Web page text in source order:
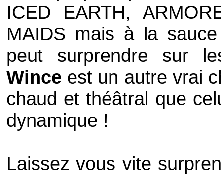
ICED EARTH,
MAIDS mais à la
peut surprendre sur
Wince est un autre vrai
chaud et théâtral que
dynamique !
Laissez vous vite